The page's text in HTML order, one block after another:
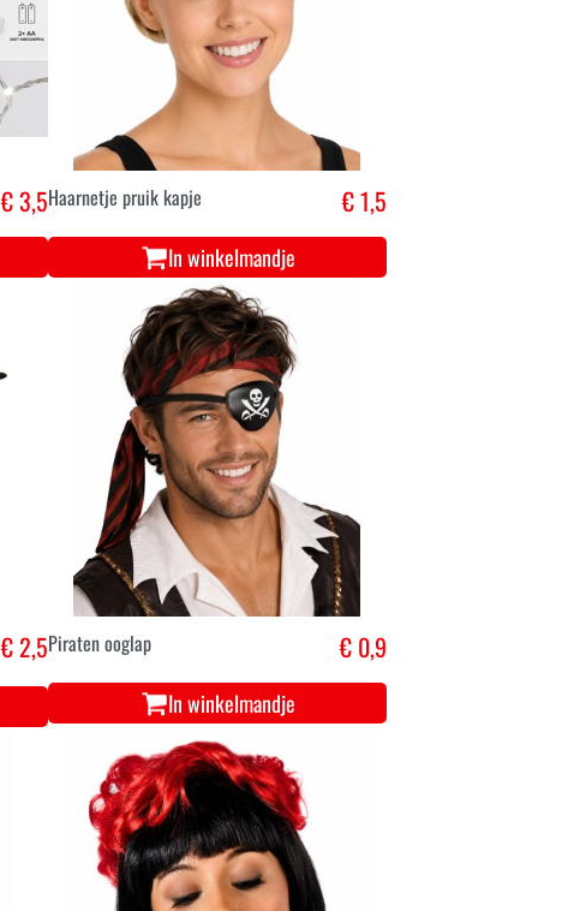
€ 3,5Haarnetje pruik kapje € 1,5
In winkelmandje
€ 2,5Piraten ooglap € 0,9
In winkelmandje